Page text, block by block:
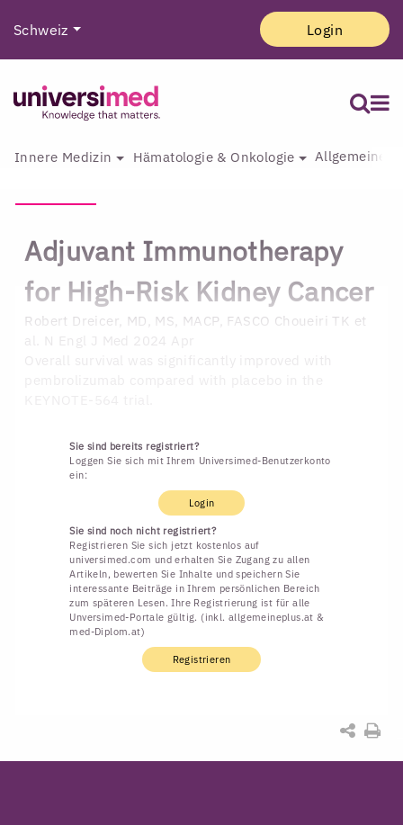
Schweiz Login
Innere Medizin Hämatologie & Onkologie Allgemeine
Adjuvant Immunotherapy
for High-Risk Kidney Cancer
Robert Dreicer, MD, MS, MACP, FASCO Choueiri TK et
al. N Engl J Med 2024 Apr
Sie sind bereits registriert?
Loggen Sie sich mit Ihrem Universimed-Benutzerkonto
ein:
Login
Sie sind noch nicht registriert?
Registrieren Sie sich jetzt kostenlos auf
universimed.com und erhalten Sie Zugang zu allen
Artikeln, bewerten Sie Inhalte und speichern Sie
interessante Beiträge in Ihrem persönlichen Bereich
zum späteren Lesen. Ihre Registrierung ist für alle
Unversimed-Portale gültig. (inkl. allgemeineplus.at &
med-Diplom.at)
Registrieren